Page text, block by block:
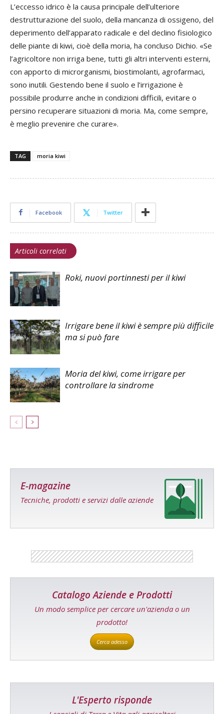
L’eccesso idrico è la causa principale dell’ulteriore
destrutturazione del suolo, della mancanza di ossigeno, del
deperimento dell’apparato radicale e del declino fisiologico
delle piante di kiwi, cioè della moria, ha concluso Dichio. «Se
l’agricoltore non irriga bene, tutti gli altri interventi esterni,
con apporto di microrganismi, biostimolanti, agrofarmaci,
sono inutili. Gestendo bene il suolo e l’irrigazione è
possibile produrre anche in condizioni difficili, evitare o
persino recuperare situazioni di moria. Ma, come sempre,
è meglio prevenire che curare».
TAG moria kiwi
Facebook Twitter
Articoli correlati
Roki, nuovi portinnesti per il kiwi
Irrigare bene il kiwi è sempre più difficile
ma si può fare
Moria del kiwi, come irrigare per
controllare la sindrome
E-magazine
Tecniche, prodotti e servizi dalle aziende
Catalogo Aziende e Prodotti
Un modo semplice per cercare un'azienda o un
prodotto!
Cerca adesso
L'Esperto risponde